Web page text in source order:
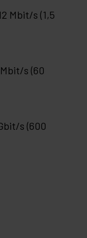
Mbit/s (1,5
s (60
s (600